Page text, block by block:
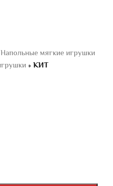
Напольные мягкие игрушки
» КИТ